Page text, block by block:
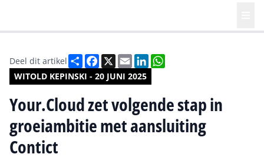
WITOLD KEPINSKI - 20 JUNI 2025
Deel dit artikel DeelFacebook
X EmailLinkedIn
Your.Cloud zet volgende stap in
groeiambitie met aansluiting
Contict